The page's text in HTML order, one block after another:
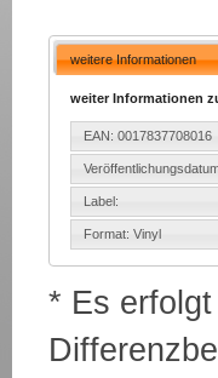
weitere Informationen
weiter Informationen
EAN: 0017837708016
Label:
Format: Vinyl
* Es